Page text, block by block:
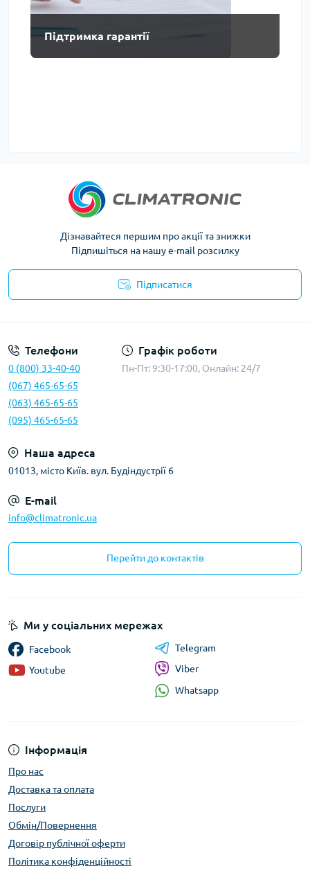
Підтримка гарантії
Дізнавайтеся першим про акції та знижки
Підпишіться на нашу e-mail розсилку
Підписатися
Телефони
0 (800) 33-40-40
(067) 465-65-65
(063) 465-65-65
(095) 465-65-65
Графік роботи
Пн-Пт: 9:30-17:00, Онлайн: 24/7
Наша адреса
01013, місто Київ. вул. Будіндустрії 6
E-mail
info@climatronic.ua
Перейти до контактів
Інформація
Про нас
Доставка та оплата
Послуги
Обмін/Повернення
Договір публічної оферти
Політика конфіденційності
Ми у соціальних мережах
Facebook
Youtube
Telegram
Viber
Whatsapp